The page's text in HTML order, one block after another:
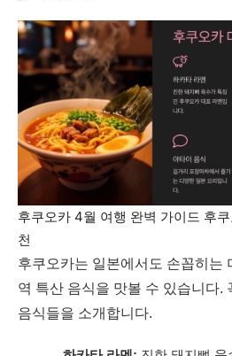
후쿠오카 4월 여행 완벽 가이드 후
천
후쿠오카는 일본에서도 손꼽히는
역 특산 음식을 맛볼 수 있습니다.
음식들을 소개합니다.